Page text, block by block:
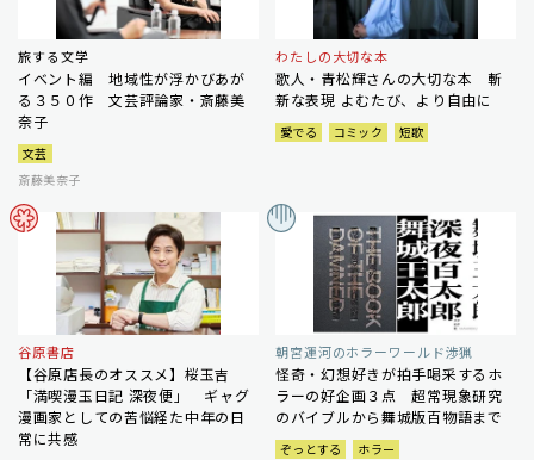
旅する文学
イベント編 地域性が浮かびあが
る３５０作 文芸評論家・斎藤美
奈子
文芸
斎藤美奈子
わたしの大切な本
歌人・青松輝さんの大切な本 斬
新な表現 よむたび、より自由に
愛でる コミック 短歌
谷原書店
【谷原店長のオススメ】桜玉吉
「満喫漫玉日記 深夜便」 ギャグ
漫画家としての苦悩経た中年の日
常に共感
朝宮運河のホラーワールド渉猟
怪奇・幻想好きが拍手喝采するホ
ラーの好企画３点 超常現象研究
のバイブルから舞城版百物語まで
ぞっとする
ホラー